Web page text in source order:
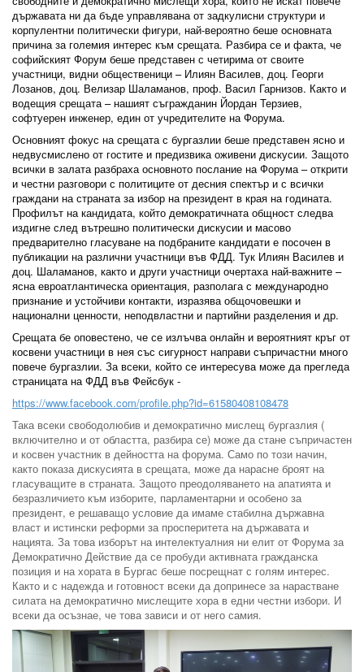
държавата ни да бъде управлявана от задкулисни структури и
корпулентни политически фигури, най-вероятно беше основната
причина за големия интерес към срещата. Разбира се и факта, че
софийският Форум беше представен с четирима от своите
участници, видни общественици – Илиян Василев, доц. Георги
Лозанов, доц. Велизар Шаламанов, проф. Васил Гарнизов. Както и
водещия срещата – нашият съгражданин Йордан Терзиев,
софтуерен инженер, един от учредителите на Форума.
Основният фокус на срещата с бургазлии беше представен ясно и
недвусмислено от гостите и предизвика оживени дискусии. Защото
всички в залата разбраха основното послание на Форума – открити
и честни разговори с политиците от десния спектър и с всички
граждани на страната за избор на президент в края на годината.
Профилът на кандидата, който демократичната общност следва
издигне след вътрешно политически дискусии и масово
предварително гласуване на подбраните кандидати е посочен в
публикации на различни участници във ФДД. Тук Илиян Василев и
доц. Шаламанов, както и други участници очертаха най-важните –
ясна евроатлантическа ориентация, разполага с международно
признание и устойчиви контакти, изразява общочовешки и
национални ценности, неподвластни и партийни разделения и др.
Срещата бе оповестено, че се излъчва онлайн и вероятният кръг от
косвени участници в нея със сигурност направи съпричастни много
повече бургазлии. За всеки, който се интересува може да прегледа
страницата на ФДД във Фейсбук -
https://www.facebook.com/profile.php?id=61580408108478
Така всеки свободолюбив и демократично мислещ бургазлия (
включително и от областта, разбира се) може да стане съпричастен
и косвен участник в дейността на форума. Само по този начин,
както показа дискусията в срещата, може да нарасне броят на
гласуващите в страната. Защото преодоляването на апатията и
безразличието към изборите, парламентарни и особено за
президент, е решаващо условие да имаме стабилна държавна
власт и истински реформи за просперитета на държавата и
нацията. За това изборът на интелектуалния ни елит от Форума за
Демократично Действие да се пробуди активната гражданска
позиция и на хората в Бургас беше посрещнат с голям интерес.
Както и с надежда и готовност всеки да допринесе за нарастване
силата на демократично мислещите хора в едни честни избори. И
всеки да осъзнае, че това зависи и от него самия.